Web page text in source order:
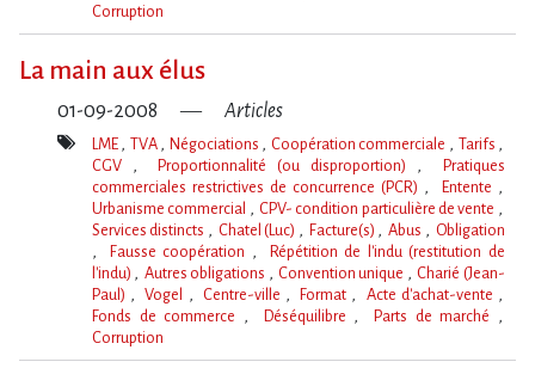
Mot(s)-
Corruption
La main aux élus
01-09-2008 Articles
Mot(s)-
LME TVA Négociations Coopération commerciale
Tarifs
CGV
Proportionnalité (ou disproportion)
Pratiques
commerciales restrictives de concurrence (PCR)
Entente
Urbanisme commercial
CPV- condition particulière de vente
Services distincts
Chatel (Luc) Facture(s) Abus
Obligation
Fausse coopération
Répétition de l'indu (restitution de
l'indu)
Autres obligations Convention unique
Charié (Jean-
Paul)
Vogel Centre-ville Format
Acte d'achat-vente
Fonds de commerce
Déséquilibre
Parts de marché
Corruption